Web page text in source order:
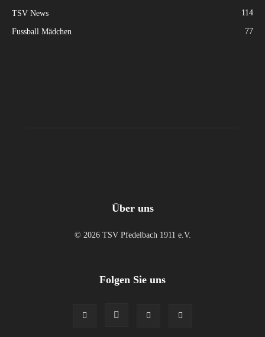
TSV News 114
Fussball Mädchen 77
Über uns
© 2026 TSV Pfedelbach 1911 e.V.
Folgen Sie uns